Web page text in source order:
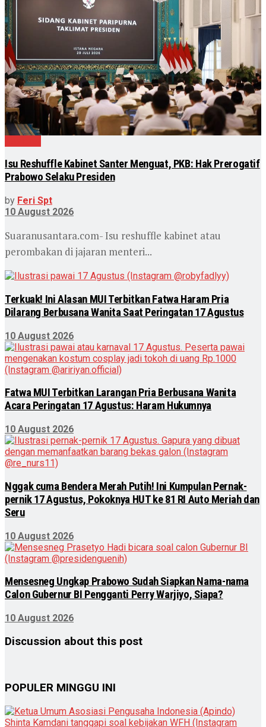
Isu Reshuffle Kabinet Santer Menguat, PKB: Hak Prerogatif
Prabowo Selaku Presiden
by Feri Spt
10 August 2026
Suaranusantara.com- Isu reshuffle kabinet atau
perombakan di jajaran menteri...
Terkuak! Ini Alasan MUI Terbitkan Fatwa Haram Pria
Dilarang Berbusana Wanita Saat Peringatan 17 Agustus
10 August 2026
Fatwa MUI Terbitkan Larangan Pria Berbusana Wanita
Acara Peringatan 17 Agustus: Haram Hukumnya
10 August 2026
Nggak cuma Bendera Merah Putih! Ini Kumpulan Pernak-
pernik 17 Agustus, Pokoknya HUT ke 81 RI Auto Meriah dan
Seru
10 August 2026
Mensesneg Ungkap Prabowo Sudah Siapkan Nama-nama
Calon Gubernur BI Pengganti Perry Warjiyo, Siapa?
10 August 2026
Discussion about this post
POPULER MINGGU INI